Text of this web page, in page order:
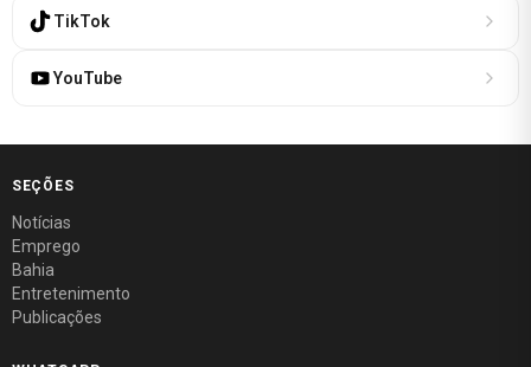
TikTok
YouTube
SEÇÕES
Notícias
Emprego
Bahia
Entretenimento
Publicações